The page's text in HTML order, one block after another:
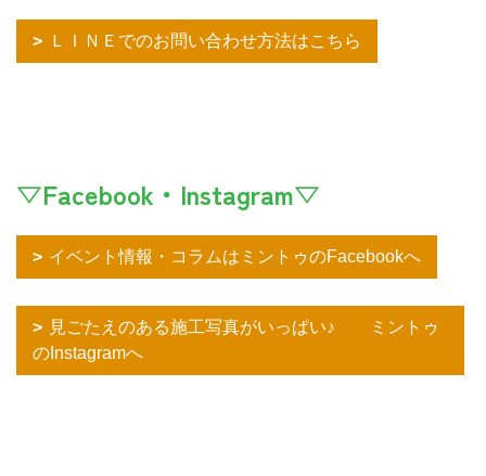
ＬＩＮＥでのお問い合わせ方法はこちら
▽Facebook・Instagram▽
イベント情報・コラムはミントゥのFacebookへ
見ごたえのある施工写真がいっぱい♪ ミントゥ
のInstagramへ